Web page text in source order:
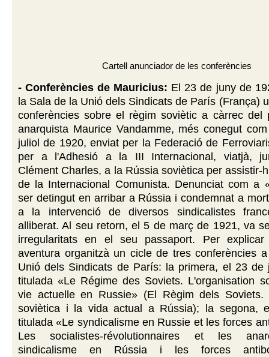
Cartell anunciador de les conferències
- Conferències de Mauricius: El 23 de juny de
la Sala de la Unió dels Sindicats de París (França)
conferències sobre el règim soviètic a càrrec del
anarquista Maurice Vandamme, més conegut
juliol de 1920, enviat per la Federació de
per a l'Adhesió a la III Internacional, viatjà,
Clément Charles, a la Rússia soviètica per assistir-
de la Internacional Comunista. Denunciat com a
ser detingut en arribar a Rússia i condemnat a
a la intervenció de diversos sindicalistes
alliberat. Al seu retorn, el 5 de març de 1921, va
irregularitats en el seu passaport. Per
aventura organitzà un cicle de tres conferències
Unió dels Sindicats de París: la primera, el 23 de
titulada «Le Régime des Soviets. L'organisation
vie actuelle en Russie» (El Règim dels Soviets.
soviètica i la vida actual a Rússia); la segona,
titulada «Le syndicalisme en Russie et les forces
Les socialistes-révolutionnaires et les
sindicalisme en Rússia i les forces